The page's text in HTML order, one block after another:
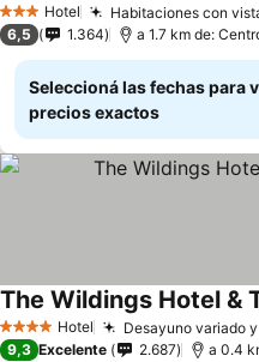
3 Estrellas
Hotel Habitaciones con
6,5 1.364 a 1.7 km de:
Seleccioná las fechas para
precios exactos
4 EstrellasHotel Desayuno variado
The Wildings Hotel &
9,3 Excelente 2.687